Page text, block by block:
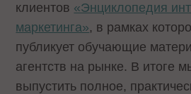
клиентов «Энциклопедия
маркетинга», в рамках
публикует обучающие
агентств на рынке. В итоге
выпустить полное,